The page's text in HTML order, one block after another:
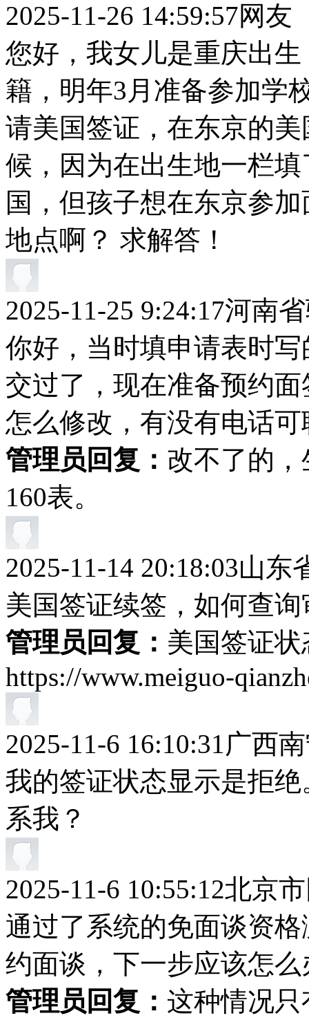
2025-11-26 14:59:57网友
您好，我女儿是重庆出
籍，明年3月准备参加学
请美国签证，在东京的
候，因为在出生地一栏
国，但孩子想在东京参
地点啊？ 求解答！
2025-11-25 9:24:17河南
你好，当时填申请表时
交过了，现在准备预约
怎么修改，有没有电话可
管理员回复： 改不了的
160表。
2025-11-14 20:18:03山东
美国签证续签，如何查
管理员回复： 美国签证
https://www.meiguo-
2025-11-6 16:10:31广西
我的签证状态显示是拒
系我？
2025-11-6 10:55:12北京
通过了系统的免面谈资
约面谈，下一步应该怎
管理员回复： 这种情况